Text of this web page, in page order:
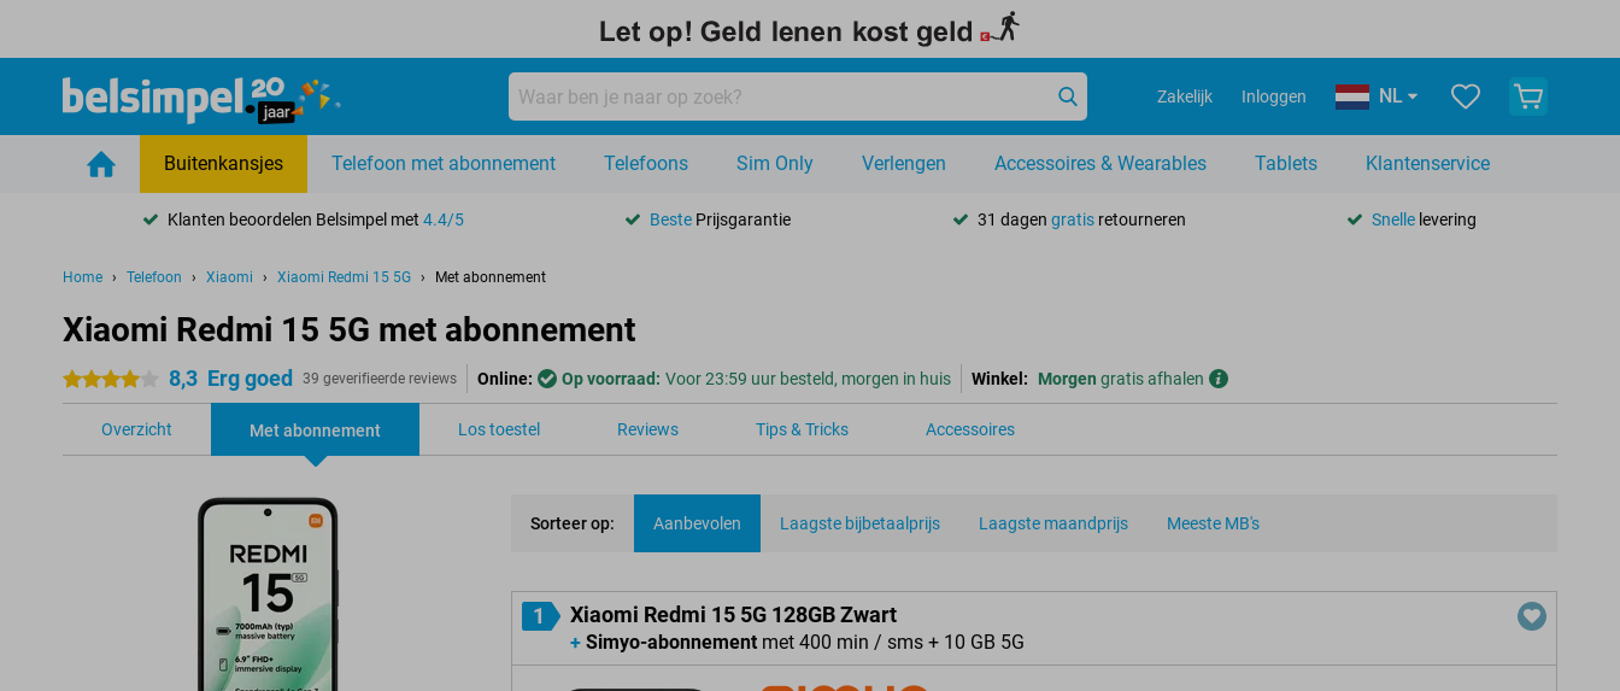
Zakelijk Inloggen NL
Buitenkansjes Telefoon met abonnement Telefoons Sim Only Verlengen Accessoires & Wearables Tablets Klantenservice
Klanten beoordelen Belsimpel met4.4/5 Beste Prijsgarantie 31 dagen gratisretourneren Snellelevering
Home Telefoon Xiaomi Xiaomi Redmi 15 5G Met abonnement
Xiaomi Redmi 15 5G met abonnement
4 sterren 8,3 Erg goed 39 geverifieerde reviews Online: Op voorraad: Voor 23:59 uur besteld, morgen in huis Winkel: Morgen gratis afhalen
Overzicht Met abonnement Los toestel Reviews Tips & Tricks Accessoires
Sorteer op: Aanbevolen Laagste bijbetaalprijs Laagste maandprijs Meeste MB's
1 Xiaomi Redmi 15 5G 128GB Zwart
+ Simyo-abonnement met 400 min / sms + 10 GB 5G